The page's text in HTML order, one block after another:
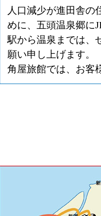
人口減少が進田舎の
めに、五頭温泉郷に
駅から温泉までは、
願い申し上げます。
角屋旅館では、お客